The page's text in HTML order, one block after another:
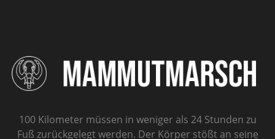
100 Kilometer müssen in weniger als 24 Stunden zu
Fuß zurückgelegt werden. Der Körper stößt an seine